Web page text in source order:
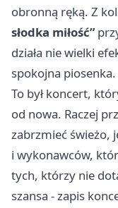
obronną ręką. Z
słodka miłość”
działa nie wielki
spokojna piosenka.
To był koncert,
od nowa. Raczej
zabrzmieć świeżo,
i wykonawców,
tych, którzy nie
szansa - zapis